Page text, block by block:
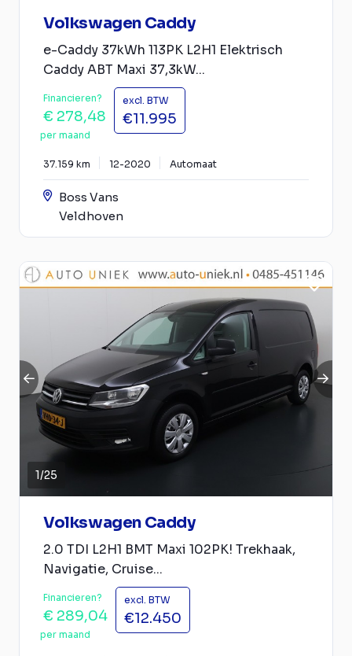
Volkswagen Caddy
e-Caddy 37kWh 113PK L2H1 Elektrisch
Caddy ABT Maxi 37,3kW...
Financieren?
€ 278,48
per maand
excl. BTW
€11.995
37.159 km 12-2020 Automaat
Boss Vans
Veldhoven
1/25
Volkswagen Caddy
2.0 TDI L2H1 BMT Maxi 102PK! Trekhaak,
Navigatie, Cruise...
Financieren?
€ 289,04
per maand
excl. BTW
€12.450